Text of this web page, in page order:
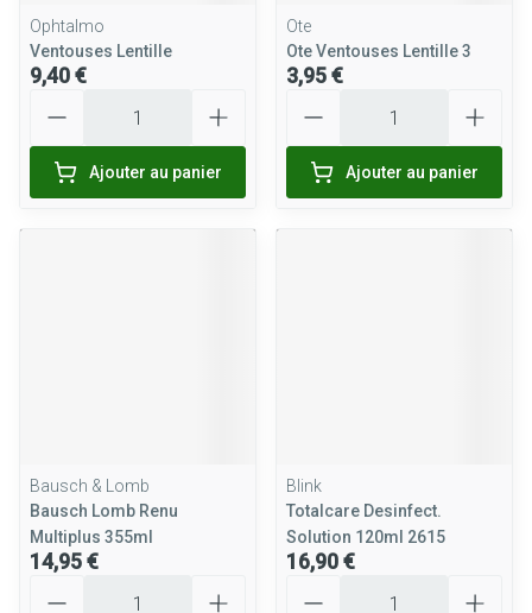
Ophtalmo
Ventouses Lentille
9,40 €
Ajouter au panier
Ote
Ote Ventouses Lentille 3
3,95 €
Ajouter au panier
Bausch & Lomb
Bausch Lomb Renu
Multiplus 355ml
14,95 €
Blink
Totalcare Desinfect.
Solution 120ml 2615
16,90 €